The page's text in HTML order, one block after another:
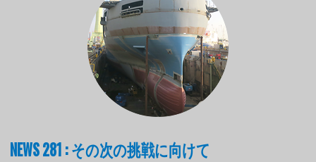
NEWS 281 : その次の挑戦に向けて